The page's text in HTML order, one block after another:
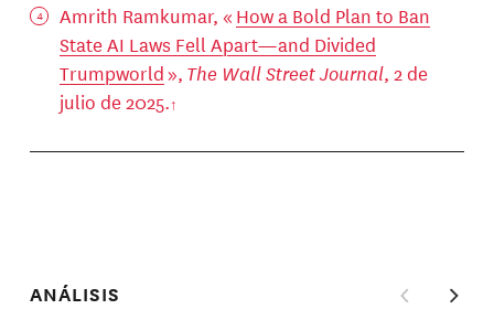
Amrith Ramkumar, « How a Bold Plan to Ban
State AI Laws Fell Apart—and Divided
Trumpworld», The Wall Street Journal, 2 de
julio de 2025.
ANÁLISIS